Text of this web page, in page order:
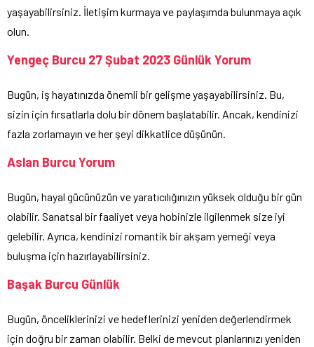
yaşayabilirsiniz. İletişim kurmaya ve paylaşımda bulunmaya açık
olun.
Yengeç Burcu 27 Şubat 2023 Günlük Yorum
Bugün, iş hayatınızda önemli bir gelişme yaşayabilirsiniz. Bu,
sizin için fırsatlarla dolu bir dönem başlatabilir. Ancak, kendinizi
fazla zorlamayın ve her şeyi dikkatlice düşünün.
Aslan Burcu Yorum
Bugün, hayal gücünüzün ve yaratıcılığınızın yüksek olduğu bir gün
olabilir. Sanatsal bir faaliyet veya hobinizle ilgilenmek size iyi
gelebilir. Ayrıca, kendinizi romantik bir akşam yemeği veya
buluşma için hazırlayabilirsiniz.
Başak Burcu Günlük
Bugün, önceliklerinizi ve hedeflerinizi yeniden değerlendirmek
için doğru bir zaman olabilir. Belki de mevcut planlarınızı yeniden